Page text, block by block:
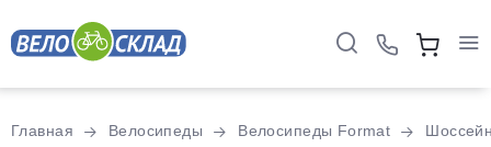
Главная Велосипеды Велосипеды Format